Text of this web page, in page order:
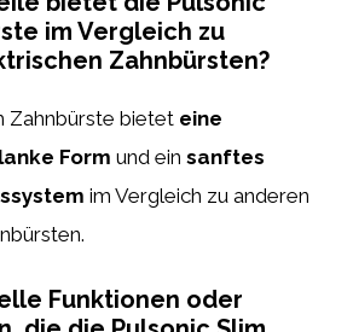
im Vergleich zu
Zahnbürsten?
Zahnbürste bietet eine
Form und ein sanftes
im Vergleich zu anderen
Funktionen oder